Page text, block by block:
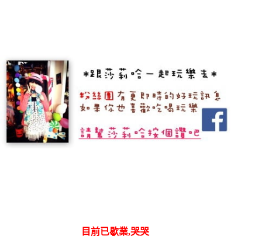
目前已歇業,哭哭